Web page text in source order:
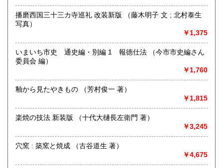
済、思想、宗教、地誌、国際関係、郷土史、戦記、軍事、歴
史、古典、文藝、言語学、心理学、哲学、占術、民俗学、美
術工芸、各種産業（農林水産、建築土木、医療福祉、薬学、
理工学、各種産業統計等）を中心に、社会科学、人文科学、
自然科学、コミック、児童書、同人誌、ZINE等幅広く取り扱
いをしております。
沿線名：JR山陽本線有年駅 相生店についてはJR山陽本線相
最寄駅：JR山陽本線有年駅 相生店についてはJR山陽本線相
営業時間：相生店:11-17時
定休日：相生店:月、火曜日 その他臨時休業あり
書籍の買取について
出張買取、店頭買取しております。なお、不在の時も多々あ
りますので、事前に必ず電話、e-mail等でご連絡ください。
播磨西国三十三カ寺巡礼 改装新版 （藤木明子 文 ; 北村泰生
写真）
￥1,375
いまいち市史 通史編・別編 1 報徳仕法 （今市市史編さん
委員会 編）
￥1,760
釉から見たやきもの （芳村俊一 著）
￥1,815
楽焼の技法 新装版 （十代大樋長左衛門 著）
￥3,245
穴窯 : 築窯と焼成 （古谷道生 著）
￥4,675